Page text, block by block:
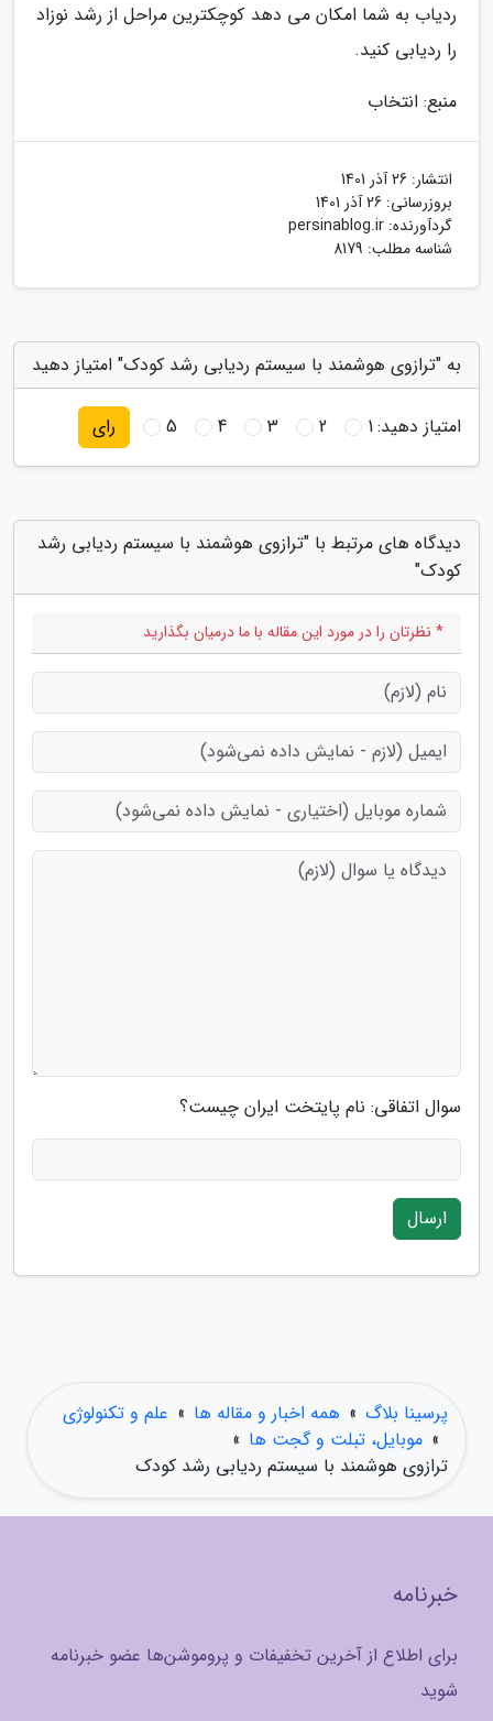
ردیاب به شما امکان می دهد کوچکترین مراحل از رشد نوزاد
را ردیابی کنید.
منبع: انتخاب
انتشار: 26 آذر 1401
بروزرسانی: 26 آذر 1401
گردآورنده: persinablog.ir
شناسه مطلب: 8179
به "ترازوی هوشمند با سیستم ردیابی رشد کودک" امتیاز دهید
امتیاز دهید:1
2
3
4
5 رای
دیدگاه های مرتبط با "ترازوی هوشمند با سیستم ردیابی رشد
کودک"
* نظرتان را در مورد این مقاله با ما درمیان بگذارید
سوال اتفاقی: نام پایتخت ایران چیست؟
ارسال
پرسینا بلاگ » همه اخبار و مقاله ها » علم و تکنولوژی
» موبایل، تبلت و گجت ها »
ترازوی هوشمند با سیستم ردیابی رشد کودک
خبرنامه
برای اطلاع از آخرین تخفیفات و پروموشن‌ها عضو خبرنامه
شوید